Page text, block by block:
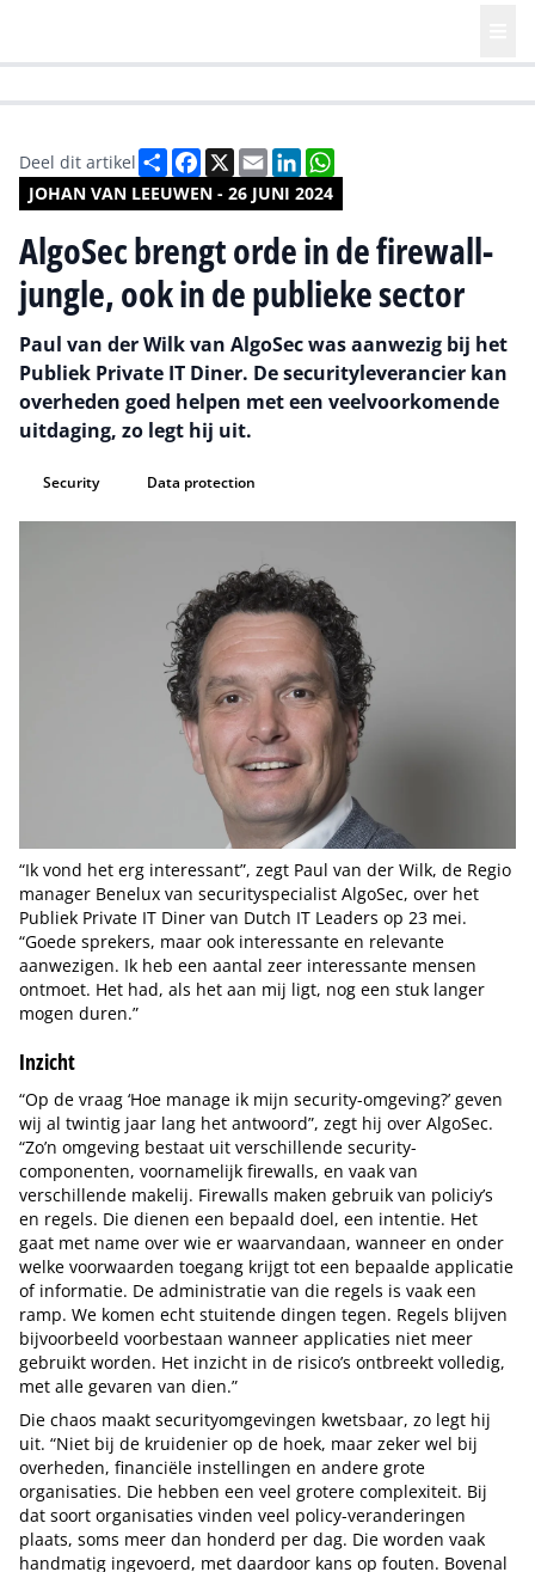
JOHAN VAN LEEUWEN - 26 JUNI 2024
Deel dit artikel DeelFacebook
X EmailLinkedIn
AlgoSec brengt orde in de firewall-
jungle, ook in de publieke sector
Paul van der Wilk van AlgoSec was aanwezig bij het
Publiek Private IT Diner. De securityleverancier kan
overheden goed helpen met een veelvoorkomende
uitdaging, zo legt hij uit.
Security Data protection
“Ik vond het erg interessant”, zegt Paul van der Wilk, de Regio
manager Benelux van securityspecialist AlgoSec, over het
Publiek Private IT Diner van Dutch IT Leaders op 23 mei.
“Goede sprekers, maar ook interessante en relevante
aanwezigen. Ik heb een aantal zeer interessante mensen
ontmoet. Het had, als het aan mij ligt, nog een stuk langer
mogen duren.”
Inzicht
“Op de vraag ‘Hoe manage ik mijn security-omgeving?’ geven
wij al twintig jaar lang het antwoord”, zegt hij over AlgoSec.
“Zo’n omgeving bestaat uit verschillende security-
componenten, voornamelijk firewalls, en vaak van
verschillende makelij. Firewalls maken gebruik van policiy’s
en regels. Die dienen een bepaald doel, een intentie. Het
gaat met name over wie er waarvandaan, wanneer en onder
welke voorwaarden toegang krijgt tot een bepaalde applicatie
of informatie. De administratie van die regels is vaak een
ramp. We komen echt stuitende dingen tegen. Regels blijven
bijvoorbeeld voorbestaan wanneer applicaties niet meer
gebruikt worden. Het inzicht in de risico’s ontbreekt volledig,
met alle gevaren van dien.”
Die chaos maakt securityomgevingen kwetsbaar, zo legt hij
uit. “Niet bij de kruidenier op de hoek, maar zeker wel bij
overheden, financiële instellingen en andere grote
organisaties. Die hebben een veel grotere complexiteit. Bij
dat soort organisaties vinden veel policy-veranderingen
plaats, soms meer dan honderd per dag. Die worden vaak
handmatig ingevoerd, met daardoor kans op fouten. Bovenal